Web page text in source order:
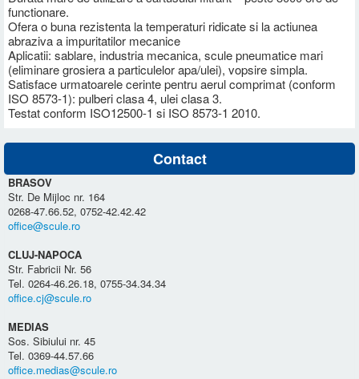
functionare.
Ofera o buna rezistenta la temperaturi ridicate si la actiunea
abraziva a impuritatilor mecanice
Aplicatii: sablare, industria mecanica, scule pneumatice mari
(eliminare grosiera a particulelor apa/ulei), vopsire simpla.
Satisface urmatoarele cerinte pentru aerul comprimat (conform
ISO 8573-1): pulberi clasa 4, ulei clasa 3.
Testat conform ISO12500-1 si ISO 8573-1 2010.
Contact
BRASOV
Str. De Mijloc nr. 164
0268-47.66.52, 0752-42.42.42
office@scule.ro
CLUJ-NAPOCA
Str. Fabricii Nr. 56
Tel. 0264-46.26.18, 0755-34.34.34
office.cj@scule.ro
MEDIAS
Sos. Sibiului nr. 45
Tel. 0369-44.57.66
office.medias@scule.ro